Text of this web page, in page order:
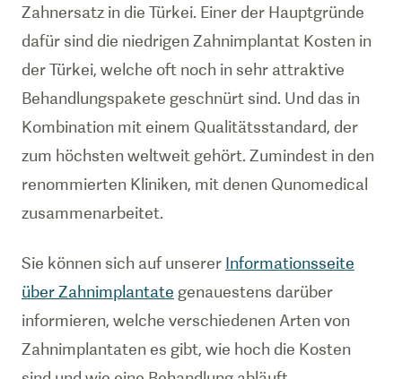
Zahnersatz in die Türkei. Einer der Hauptgründe
dafür sind die niedrigen Zahnimplantat Kosten in
der Türkei, welche oft noch in sehr attraktive
Behandlungspakete geschnürt sind. Und das in
Kombination mit einem Qualitätsstandard, der
zum höchsten weltweit gehört. Zumindest in den
renommierten Kliniken, mit denen Qunomedical
zusammenarbeitet.
Sie können sich auf unserer Informationsseite
über Zahnimplantate genauestens darüber
informieren, welche verschiedenen Arten von
Zahnimplantaten es gibt, wie hoch die Kosten